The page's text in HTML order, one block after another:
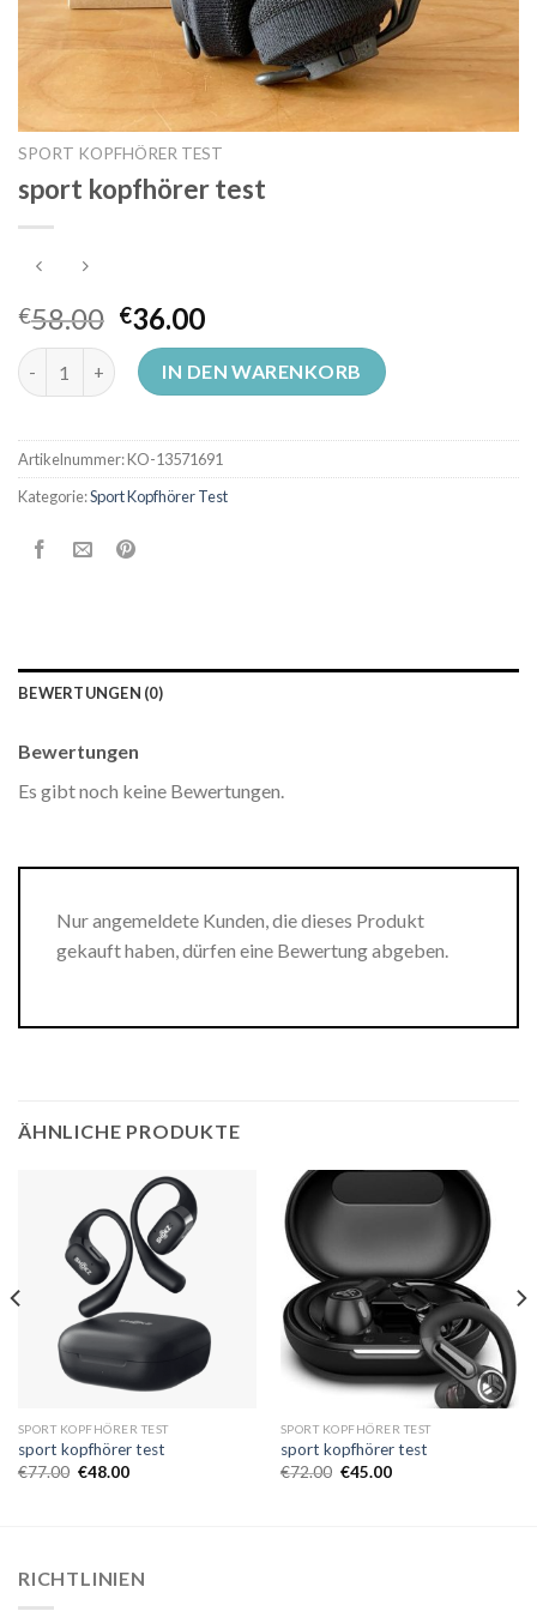
SPORT KOPFHÖRER TEST
sport kopfhörer test
€58.00 €36.00
sport kopfhörer test MengeIN DEN WARENKORB
Artikelnummer:KO-13571691
Kategorie:Sport Kopfhörer Test
BEWERTUNGEN (0)
Bewertungen
Es gibt noch keine Bewertungen.
Nur angemeldete Kunden, die dieses Produkt
gekauft haben, dürfen eine Bewertung abgeben.
ÄHNLICHE PRODUKTE
SPORT KOPFHÖRER TEST
sport kopfhörer test
€77.00 €48.00
SPORT KOPFHÖRER TEST
sport kopfhörer test
€72.00 €45.00
RICHTLINIEN